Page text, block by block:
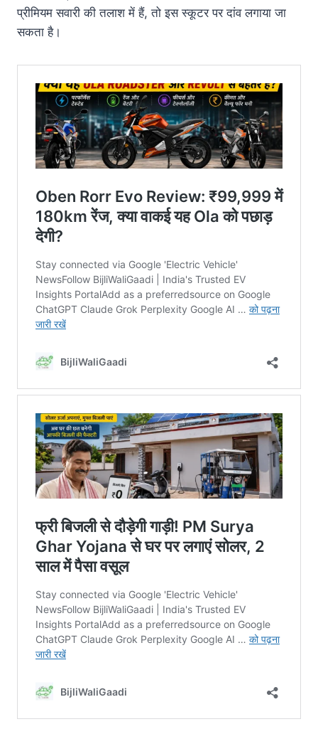
प्रीमियम सवारी की तलाश में हैं, तो इस स्कूटर पर दांव लगाया जा
सकता है।